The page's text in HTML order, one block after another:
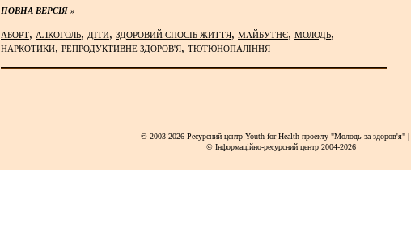
ПОВНА ВЕРСІЯ »
АБОРТ, АЛКОГОЛЬ, ДІТИ, ЗДОРОВИЙ СПОСІБ ЖИТТЯ, МАЙБУТНЄ, МОЛОДЬ,
НАРКОТИКИ, РЕПРОДУКТИВНЕ ЗДОРОВ'Я, ТЮТЮНОПАЛІННЯ
© 2003-2026 Ресурсний центр Youth for Health проекту "Молодь за здоров'я" |
© Інформаційно-ресурсний центр 2004-2026